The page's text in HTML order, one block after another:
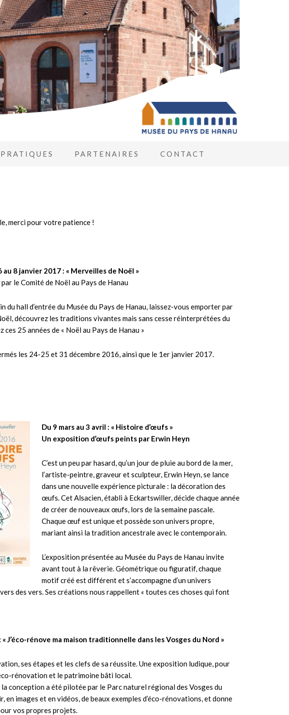
PARTENAIRES CONTACT
merci pour votre patience !
8 janvier 2017 : « Merveilles de Noël »
le Comité de Noël au Pays de Hanau
du hall d’entrée du Musée du Pays de Hanau, laissez-vous emporter par
découvrez les traditions vivantes mais sans cesse réinterprétées du
25 années de « Noël au Pays de Hanau »
les 24-25 et 31 décembre 2016, ainsi que le 1er janvier 2017.
Du 9 mars au 3 avril : « Histoire d’œufs »
Un exposition d’œufs peints par Erwin Heyn
C’est un peu par hasard, qu’un jour de pluie au bord de la mer,
l’artiste-peintre, graveur et sculpteur, Erwin Heyn, se lance
dans une nouvelle expérience picturale : la décoration des
œufs. Cet Alsacien, établi à Eckartswiller, décide chaque année
de créer de nouveaux œufs, lors de la semaine pascale.
Chaque œuf est unique et possède son univers propre,
mariant ainsi la tradition ancestrale avec le contemporain.
L’exposition présentée au Musée du Pays de Hanau invite
avant tout à la rêverie. Géométrique ou figuratif, chaque
motif créé est différent et s’accompagne d’un univers
des vers. Ses créations nous rappellent « toutes ces choses qui font
J’éco-rénove ma maison traditionnelle dans les Vosges du Nord »
ses étapes et les clefs de sa réussite. Une exposition ludique, pour
rénovation et le patrimoine bâti local.
conception a été pilotée par le Parc naturel régional des Vosges du
en images et en vidéos, de beaux exemples d’éco-rénovations, et donne
vos propres projets.